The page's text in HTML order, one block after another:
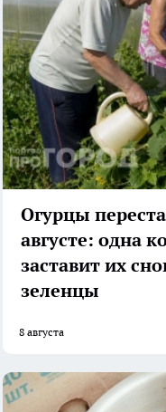
Огурцы
августе: одна
заставит их
зеленцы
8 августа